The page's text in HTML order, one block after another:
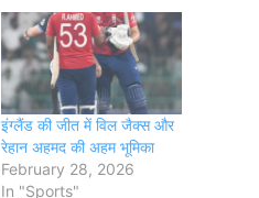
इंग्लैंड की जीत में विल जैक्स और
रेहान अहमद की अहम भूमिका
February 28, 2026
In "Sports"